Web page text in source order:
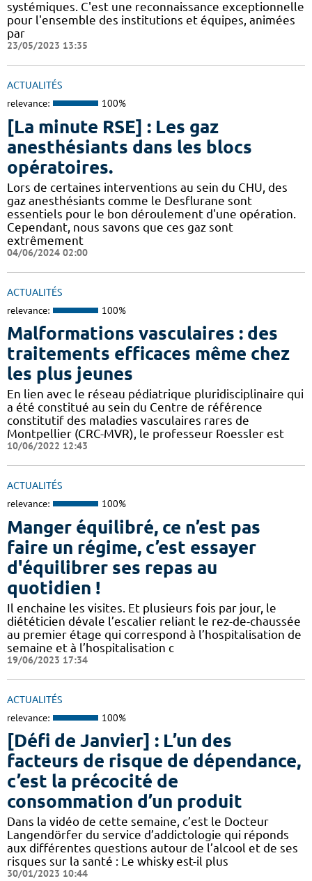
systémiques. C'est une reconnaissance exceptionnelle
pour l'ensemble des institutions et équipes, animées
par
23/05/2023 13:35
ACTUALITÉS
relevance: 100%
[La minute RSE] : Les gaz
anesthésiants dans les blocs
opératoires.
​​Lors de certaines interventions au sein du CHU, des
gaz anesthésiants comme le Desflurane sont
essentiels pour le bon déroulement d'une opération.
Cependant, nous savons que ces gaz sont
extrêmement
04/06/2024 02:00
ACTUALITÉS
relevance: 100%
Malformations vasculaires : des
traitements efficaces même chez
les plus jeunes
En lien avec le réseau pédiatrique pluridisciplinaire qui
a été constitué au sein du Centre de référence
constitutif des maladies vasculaires rares de
Montpellier (CRC-MVR), le professeur Roessler est
10/06/2022 12:43
ACTUALITÉS
relevance: 100%
Manger équilibré, ce n’est pas
faire un régime, c’est essayer
d'équilibrer ses repas au
quotidien !
Il enchaine les visites. Et plusieurs fois par jour, le
diététicien dévale l’escalier reliant le rez-de-chaussée
au premier étage qui correspond à l’hospitalisation de
semaine et à l’hospitalisation c
19/06/2023 17:34
ACTUALITÉS
relevance: 100%
[Défi de Janvier] : L’un des
facteurs de risque de dépendance,
c’est la précocité de
consommation d’un produit
Dans la vidéo de cette semaine, c’est le Docteur
Langendörfer du service d’addictologie qui réponds
aux différentes questions autour de l’alcool et de ses
risques sur la santé : Le whisky est-il plus
30/01/2023 10:44